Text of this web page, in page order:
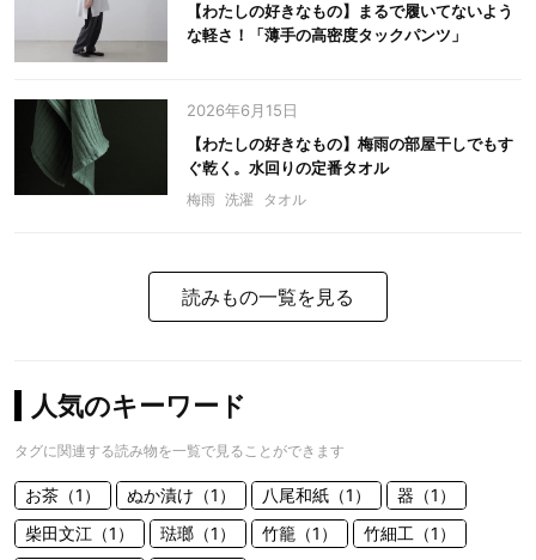
【わたしの好きなもの】まるで履いてないよう
な軽さ！「薄手の高密度タックパンツ」
2026年6月15日
【わたしの好きなもの】梅雨の部屋干しでもす
ぐ乾く。水回りの定番タオル
梅雨 洗濯 タオル
読みもの一覧を見る
人気のキーワード
タグに関連する読み物を一覧で見ることができます
お茶（1） ぬか漬け（1） 八尾和紙（1）
器（1）
柴田文江（1）
琺瑯（1） 竹籠（1）
竹細工（1）